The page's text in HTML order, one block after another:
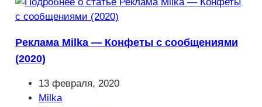
Реклама Milka — Конфеты с сообщениями
(2020)
Запись
опубликована:
13 февраля, 2020
Рубрика
Milka